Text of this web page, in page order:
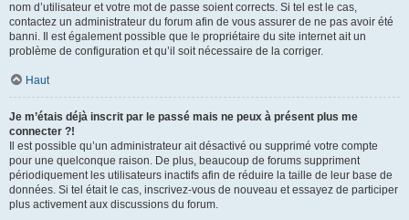
nom d’utilisateur et votre mot de passe soient corrects. Si tel est le cas,
contactez un administrateur du forum afin de vous assurer de ne pas avoir été
banni. Il est également possible que le propriétaire du site internet ait un
problème de configuration et qu’il soit nécessaire de la corriger.
Haut
Je m’étais déjà inscrit par le passé mais ne peux à présent plus me
connecter ?!
Il est possible qu’un administrateur ait désactivé ou supprimé votre compte
pour une quelconque raison. De plus, beaucoup de forums suppriment
périodiquement les utilisateurs inactifs afin de réduire la taille de leur base de
données. Si tel était le cas, inscrivez-vous de nouveau et essayez de participer
plus activement aux discussions du forum.